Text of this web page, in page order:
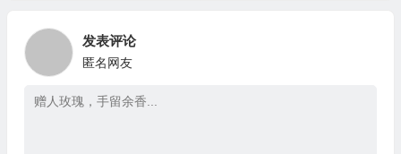
发表评论
匿名网友